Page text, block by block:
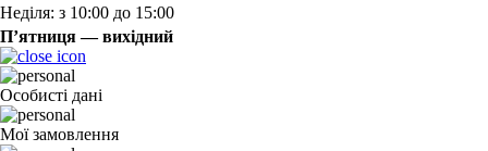
Неділя: з 10:00 до 15:00
П’ятниця — вихідний
Особисті дані
Мої замовлення